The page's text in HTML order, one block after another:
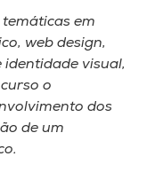
em
web design,
identidade visual,
o
dos
de um